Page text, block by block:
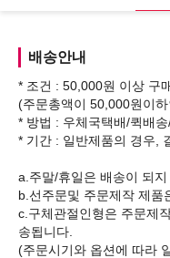
배송안내
* 조건 : 50,000원 이상 구
(주문총액이 50,000원이
* 방법 : 우체국택배/퀵배송
* 기간 : 일반제품의 경우,
a.주말/휴일은 배송이 되지
b.선주문및 주문제작 제품
c.구체관절인형은 주문제
송됩니다.
(주문시기와 옵션에 따라